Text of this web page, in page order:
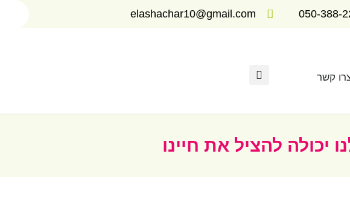
050-388-
elashachar10@gmail.com
קשר
יכולה להציל את חיינו